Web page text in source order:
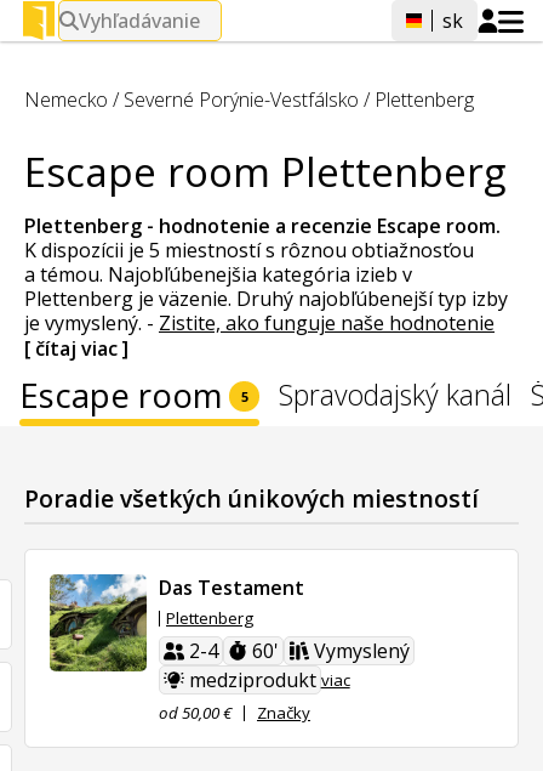
Vyhľadávanie sk
Nemecko /Severné Porýnie-Vestfálsko / Plettenberg
Escape room Plettenberg
Plettenberg - hodnotenie a recenzie Escape room.
K dispozícii je 5 miestností s rôznou obtiažnosťou
a témou. Najobľúbenejšia kategória izieb v
Plettenberg je väzenie. Druhý najobľúbenejší typ izby
je vymyslený. - Zistite, ako funguje naše hodnotenie
[ čítaj viac ]
Escape room 5 Spravodajský kanál
Poradie všetkých únikových miestností
Das Testament
Plettenberg
2-4 60'
Vymyslený
medziprodukt viac
od 50,00 €
Značky